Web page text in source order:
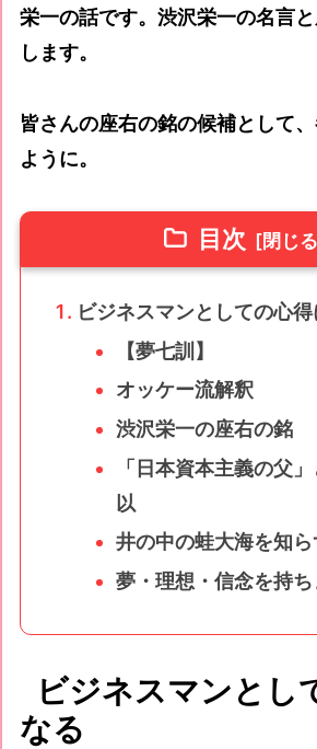
栄一の話です。渋沢栄一の名言
します。
皆さんの座右の銘の候補として
ように。
目次
ビジネスマンとしての心
【夢七訓】
オッケー流解釈
渋沢栄一の座右の銘
「日本資本主義の父
以
井の中の蛙大海を知ら
夢・理想・信念を持ち
ビジネスマンとし
なる